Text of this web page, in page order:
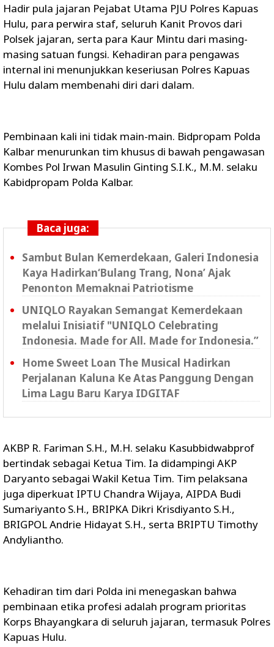
Hadir pula jajaran Pejabat Utama PJU Polres Kapuas
Hulu, para perwira staf, seluruh Kanit Provos dari
Polsek jajaran, serta para Kaur Mintu dari masing-
masing satuan fungsi. Kehadiran para pengawas
internal ini menunjukkan keseriusan Polres Kapuas
Hulu dalam membenahi diri dari dalam.
Pembinaan kali ini tidak main-main. Bidpropam Polda
Kalbar menurunkan tim khusus di bawah pengawasan
Kombes Pol Irwan Masulin Ginting S.I.K., M.M. selaku
Kabidpropam Polda Kalbar.
Baca juga:
Sambut Bulan Kemerdekaan, Galeri Indonesia
Kaya Hadirkan‘Bulang Trang, Nona’ Ajak
Penonton Memaknai Patriotisme
UNIQLO Rayakan Semangat Kemerdekaan
melalui Inisiatif "UNIQLO Celebrating
Indonesia. Made for All. Made for Indonesia.”
Home Sweet Loan The Musical Hadirkan
Perjalanan Kaluna Ke Atas Panggung Dengan
Lima Lagu Baru Karya IDGITAF
AKBP R. Fariman S.H., M.H. selaku Kasubbidwabprof
bertindak sebagai Ketua Tim. Ia didampingi AKP
Daryanto sebagai Wakil Ketua Tim. Tim pelaksana
juga diperkuat IPTU Chandra Wijaya, AIPDA Budi
Sumariyanto S.H., BRIPKA Dikri Krisdiyanto S.H.,
BRIGPOL Andrie Hidayat S.H., serta BRIPTU Timothy
Andyliantho.
Kehadiran tim dari Polda ini menegaskan bahwa
pembinaan etika profesi adalah program prioritas
Korps Bhayangkara di seluruh jajaran, termasuk Polres
Kapuas Hulu.